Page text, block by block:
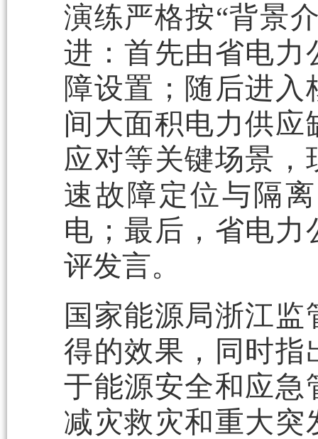
演练严格按“背景
进：首先由省电力
障设置；随后进
间大面积电力供
应对等关键场景
速故障定位与隔
电；最后，省电
评发言。
国家能源局浙江
得的效果，同时指
于能源安全和应急
减灾救灾和重大突